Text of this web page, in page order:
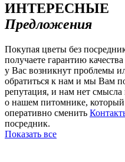
ИНТЕРЕСНЫЕ
Предложения
Покупая цветы без
получаете гарантию
у Вас возникнут проблемы
обратиться к нам и мы Вам
репутация, и нам нет
о нашем питомнике,
оперативно сменить
посредник.
Показать все